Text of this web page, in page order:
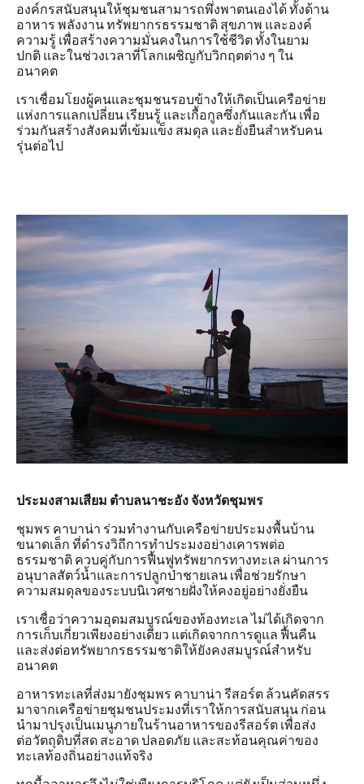
องค์กรสนับสนุนให้ชุมชนสามารถพึ่งพาตนเองได้ ทั้งด้าน
อาหาร พลังงาน ทรัพยากรธรรมชาติ สุขภาพ และองค์
ความรู้ เพื่อสร้างความมั่นคงในการใช้ชีวิต ทั้งในยาม
ปกติ และในช่วงเวลาที่โลกเผชิญกับวิกฤตต่าง ๆ ใน
อนาคต
เราเชื่อมโยงผู้คนและชุมชนรอบข้างให้เกิดเป็นเครือข่าย
แห่งการแลกเปลี่ยน เรียนรู้ และเกื้อกูลซึ่งกันและกัน เพื่อ
ร่วมกันสร้างสังคมที่เข้มแข็ง สมดุล และยั่งยืนสำหรับคน
รุ่นต่อไป
ประมงสามเสียม ตำบลนาชะอัง จังหวัดชุมพร
ชุมพร คาบาน่า ร่วมทำงานกับเครือข่ายประมงพื้นบ้าน
ขนาดเล็ก ที่ดำรงวิถีการทำประมงอย่างเคารพต่อ
ธรรมชาติ ควบคู่กับการฟื้นฟูทรัพยากรทางทะเล ผ่านการ
อนุบาลสัตว์น้ำและการปลูกป่าชายเลน เพื่อช่วยรักษา
ความสมดุลของระบบนิเวศชายฝั่งให้คงอยู่อย่างยั่งยืน
เราเชื่อว่าความอุดมสมบูรณ์ของท้องทะเล ไม่ได้เกิดจาก
การเก็บเกี่ยวเพียงอย่างเดียว แต่เกิดจากการดูแล ฟื้นคืน
และส่งต่อทรัพยากรธรรมชาติให้ยังคงสมบูรณ์สำหรับ
อนาคต
อาหารทะเลที่ส่งมายังชุมพร คาบาน่า รีสอร์ต ล้วนคัดสรร
มาจากเครือข่ายชุมชนประมงที่เราให้การสนับสนุน ก่อน
นำมาปรุงเป็นเมนูภายในร้านอาหารของรีสอร์ต เพื่อส่ง
ต่อวัตถุดิบที่สด สะอาด ปลอดภัย และสะท้อนคุณค่าของ
ทะเลท้องถิ่นอย่างแท้จริง